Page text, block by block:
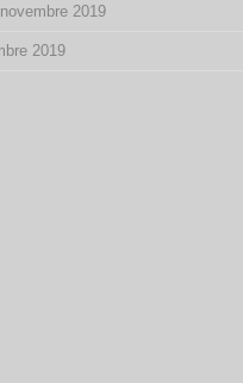
2019
2019